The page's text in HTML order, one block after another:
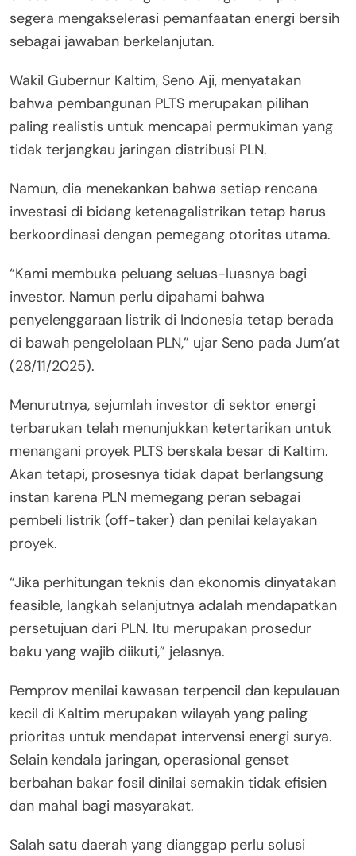
segera mengakselerasi pemanfaatan energi bersih
sebagai jawaban berkelanjutan.
Wakil Gubernur Kaltim, Seno Aji, menyatakan
bahwa pembangunan PLTS merupakan pilihan
paling realistis untuk mencapai permukiman yang
tidak terjangkau jaringan distribusi PLN.
Namun, dia menekankan bahwa setiap rencana
investasi di bidang ketenagalistrikan tetap harus
berkoordinasi dengan pemegang otoritas utama.
“Kami membuka peluang seluas-luasnya bagi
investor. Namun perlu dipahami bahwa
penyelenggaraan listrik di Indonesia tetap berada
di bawah pengelolaan PLN,” ujar Seno pada Jum’at
(28/11/2025).
Menurutnya, sejumlah investor di sektor energi
terbarukan telah menunjukkan ketertarikan untuk
menangani proyek PLTS berskala besar di Kaltim.
Akan tetapi, prosesnya tidak dapat berlangsung
instan karena PLN memegang peran sebagai
pembeli listrik (off-taker) dan penilai kelayakan
proyek.
“Jika perhitungan teknis dan ekonomis dinyatakan
feasible, langkah selanjutnya adalah mendapatkan
persetujuan dari PLN. Itu merupakan prosedur
baku yang wajib diikuti,” jelasnya.
Pemprov menilai kawasan terpencil dan kepulauan
kecil di Kaltim merupakan wilayah yang paling
prioritas untuk mendapat intervensi energi surya.
Selain kendala jaringan, operasional genset
berbahan bakar fosil dinilai semakin tidak efisien
dan mahal bagi masyarakat.
Salah satu daerah yang dianggap perlu solusi